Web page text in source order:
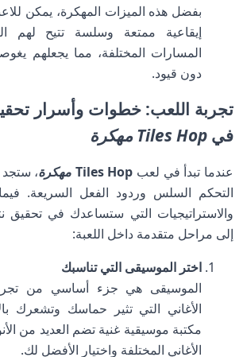
بفضل هذه الميزات المهكرة، يمكن
إيقاعية ممتعة وسلسة تتيح لهم
المسارات المختلفة، مما يجعلهم
دون قيود.
تجربة اللعب: خطوات وأسرار تحقيق
في Tiles Hop مهكرة
عندما تبدأ في لعب Tiles Hop مهكرة، ستجد
التحكم السلس وردود الفعل السريعة.
والاستراتيجيات التي ستساعدك في تحقيق
إلى مراحل متقدمة داخل اللعبة:
اختر الموسيقى التي تناسبك
الموسيقى هي جزء أساسي من
الأغاني التي تثير حماسك وتشعرك
مكتبة موسيقية غنية تضم العديد من
الأغاني المختلفة واختيار الأفضل لك.